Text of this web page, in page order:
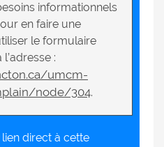
informationnels
en faire une
le formulaire
:
umcm-
node/304.
direct à cette